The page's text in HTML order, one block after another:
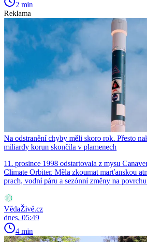
2 min
Reklama
Na odstranění chyby měli skoro rok. Přesto
miliardy korun skončila v plamenech
11. prosince 1998 odstartovala z mysu
Climate Orbiter. Měla zkoumat marťanskou
prach, vodní páru a sezónní změny na
VědaŽivě.cz
dnes, 05:49
4 min